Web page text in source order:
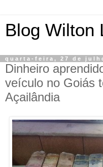
Blog Wilton
quarta-feira, 27 de
Dinheiro
veículo no Goiás
Açailândia